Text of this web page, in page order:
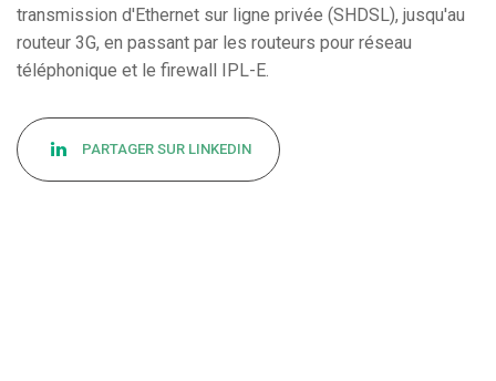
transmission d'Ethernet sur ligne privée (SHDSL), jusqu'au
routeur 3G, en passant par les routeurs pour réseau
téléphonique et le firewall IPL-E.
PARTAGER SUR LINKEDIN